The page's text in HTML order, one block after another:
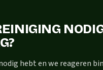
hebt en we reageren